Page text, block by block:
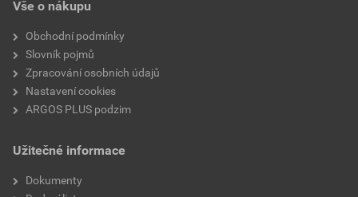
Vše o nákupu
Obchodní podmínky
Slovník pojmů
Zpracování osobních údajů
Nastavení cookies
ARGOS PLUS podzim
Užitečné informace
Dokumenty